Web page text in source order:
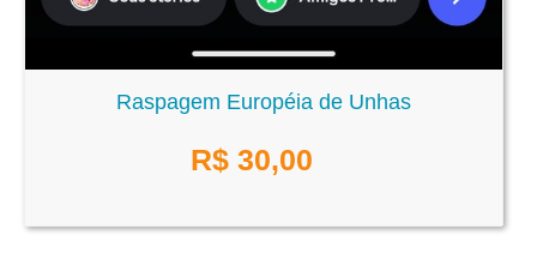
Raspagem Européia de Unhas
R$ 30,00